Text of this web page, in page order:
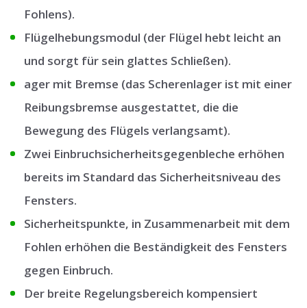
Fohlens).
Flügelhebungsmodul (der Flügel hebt leicht an
und sorgt für sein glattes Schließen).
ager mit Bremse (das Scherenlager ist mit einer
Reibungsbremse ausgestattet, die die
Bewegung des Flügels verlangsamt).
Zwei Einbruchsicherheitsgegenbleche erhöhen
bereits im Standard das Sicherheitsniveau des
Fensters.
Sicherheitspunkte, in Zusammenarbeit mit dem
Fohlen erhöhen die Beständigkeit des Fensters
gegen Einbruch.
Der breite Regelungsbereich kompensiert